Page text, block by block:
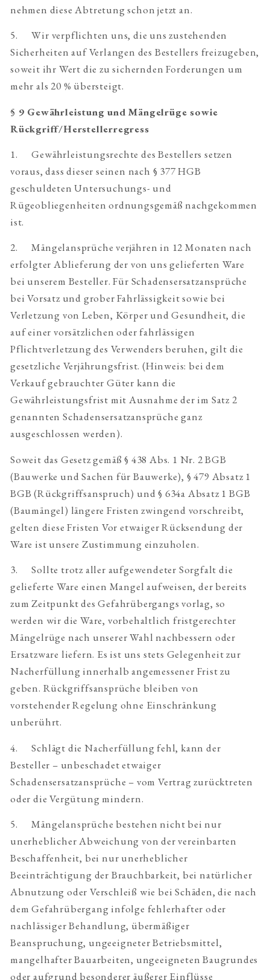
nehmen diese Abtretung schon jetzt an.
5. Wir verpflichten uns, die uns zustehenden
Sicherheiten auf Verlangen des Bestellers freizugeben,
soweit ihr Wert die zu sichernden Forderungen um
mehr als 20 % übersteigt.
§ 9 Gewährleistung und Mängelrüge sowie
Rückgriff/Herstellerregress
1. Gewährleistungsrechte des Bestellers setzen
voraus, dass dieser seinen nach § 377 HGB
geschuldeten Untersuchungs- und
Rügeobliegenheiten ordnungsgemäß nachgekommen
ist.
2. Mängelansprüche verjähren in 12 Monaten nach
erfolgter Ablieferung der von uns gelieferten Ware
bei unserem Besteller. Für Schadensersatzansprüche
bei Vorsatz und grober Fahrlässigkeit sowie bei
Verletzung von Leben, Körper und Gesundheit, die
auf einer vorsätzlichen oder fahrlässigen
Pflichtverletzung des Verwenders beruhen, gilt die
gesetzliche Verjährungsfrist. (Hinweis: bei dem
Verkauf gebrauchter Güter kann die
Gewährleistungsfrist mit Ausnahme der im Satz 2
genannten Schadensersatzansprüche ganz
ausgeschlossen werden).
Soweit das Gesetz gemäß § 438 Abs. 1 Nr. 2 BGB
(Bauwerke und Sachen für Bauwerke), § 479 Absatz 1
BGB (Rückgriffsanspruch) und § 634a Absatz 1 BGB
(Baumängel) längere Fristen zwingend vorschreibt,
gelten diese Fristen Vor etwaiger Rücksendung der
Ware ist unsere Zustimmung einzuholen.
3. Sollte trotz aller aufgewendeter Sorgfalt die
gelieferte Ware einen Mangel aufweisen, der bereits
zum Zeitpunkt des Gefahrübergangs vorlag, so
werden wir die Ware, vorbehaltlich fristgerechter
Mängelrüge nach unserer Wahl nachbessern oder
Ersatzware liefern. Es ist uns stets Gelegenheit zur
Nacherfüllung innerhalb angemessener Frist zu
geben. Rückgriffsansprüche bleiben von
vorstehender Regelung ohne Einschränkung
unberührt.
4. Schlägt die Nacherfüllung fehl, kann der
Besteller – unbeschadet etwaiger
Schadensersatzansprüche – vom Vertrag zurücktreten
oder die Vergütung mindern.
5. Mängelansprüche bestehen nicht bei nur
unerheblicher Abweichung von der vereinbarten
Beschaffenheit, bei nur unerheblicher
Beeinträchtigung der Brauchbarkeit, bei natürlicher
Abnutzung oder Verschleiß wie bei Schäden, die nach
dem Gefahrübergang infolge fehlerhafter oder
nachlässiger Behandlung, übermäßiger
Beanspruchung, ungeeigneter Betriebsmittel,
mangelhafter Bauarbeiten, ungeeigneten Baugrundes
oder aufgrund besonderer äußerer Einflüsse